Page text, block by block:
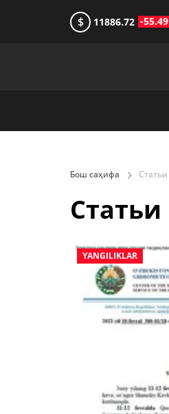
$ 11886.72 -55.49
Бош саҳифа Статьи
Статьи
YANGILIKLAR